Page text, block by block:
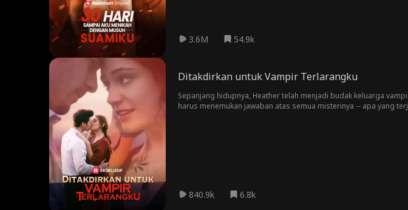
3.6M 54.9k
Ditakdirkan untuk Vampir Terlarangku
Sepanjang hidupnya, Heather telah menjadi budak keluarga
harus menemukan jawaban atas semua misterinya -- apa yang
840.9k 6.8k